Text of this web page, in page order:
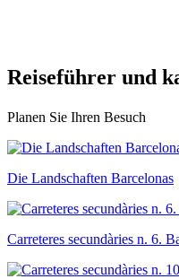
Reiseführer und
Planen Sie Ihren Besuch
Die Landschaften Barcelonas
Carreteres secundàries n. 6.